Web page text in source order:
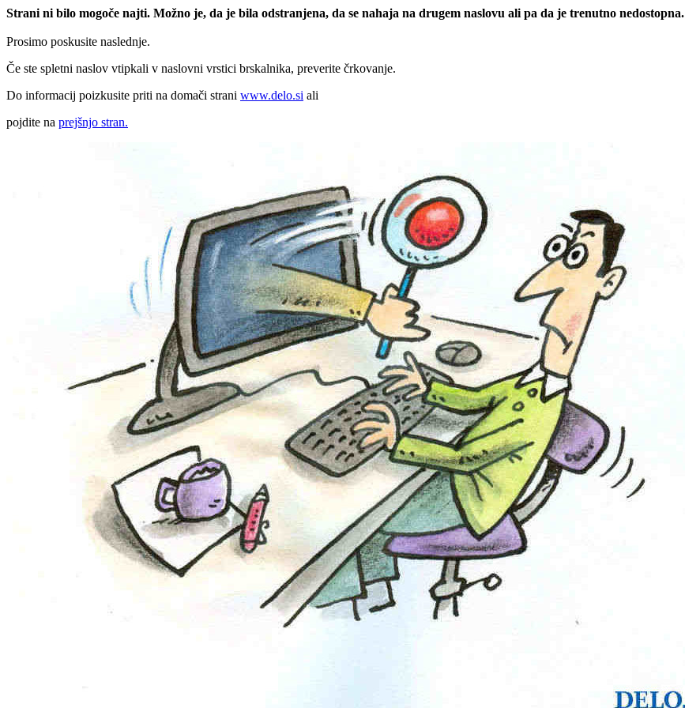
Strani ni bilo mogoče najti. Možno je, da je bila odstranjena, da se nahaja na drugem naslovu ali pa da je trenutno nedostopna.
Prosimo poskusite naslednje.
Če ste spletni naslov vtipkali v naslovni vrstici brskalnika, preverite črkovanje.
Do informacij poizkusite priti na domači strani www.delo.si ali
pojdite na prejšnjo stran.